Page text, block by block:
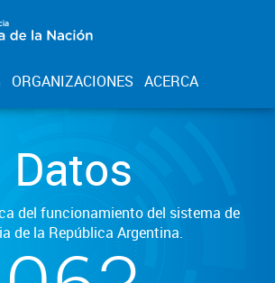
ORGANIZACIONES ACERCA
Datos
del funcionamiento del sistema de
de la República Argentina.